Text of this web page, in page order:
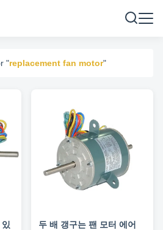
"replacement fan motor"
두 배 갱구는 팬 모터 에어